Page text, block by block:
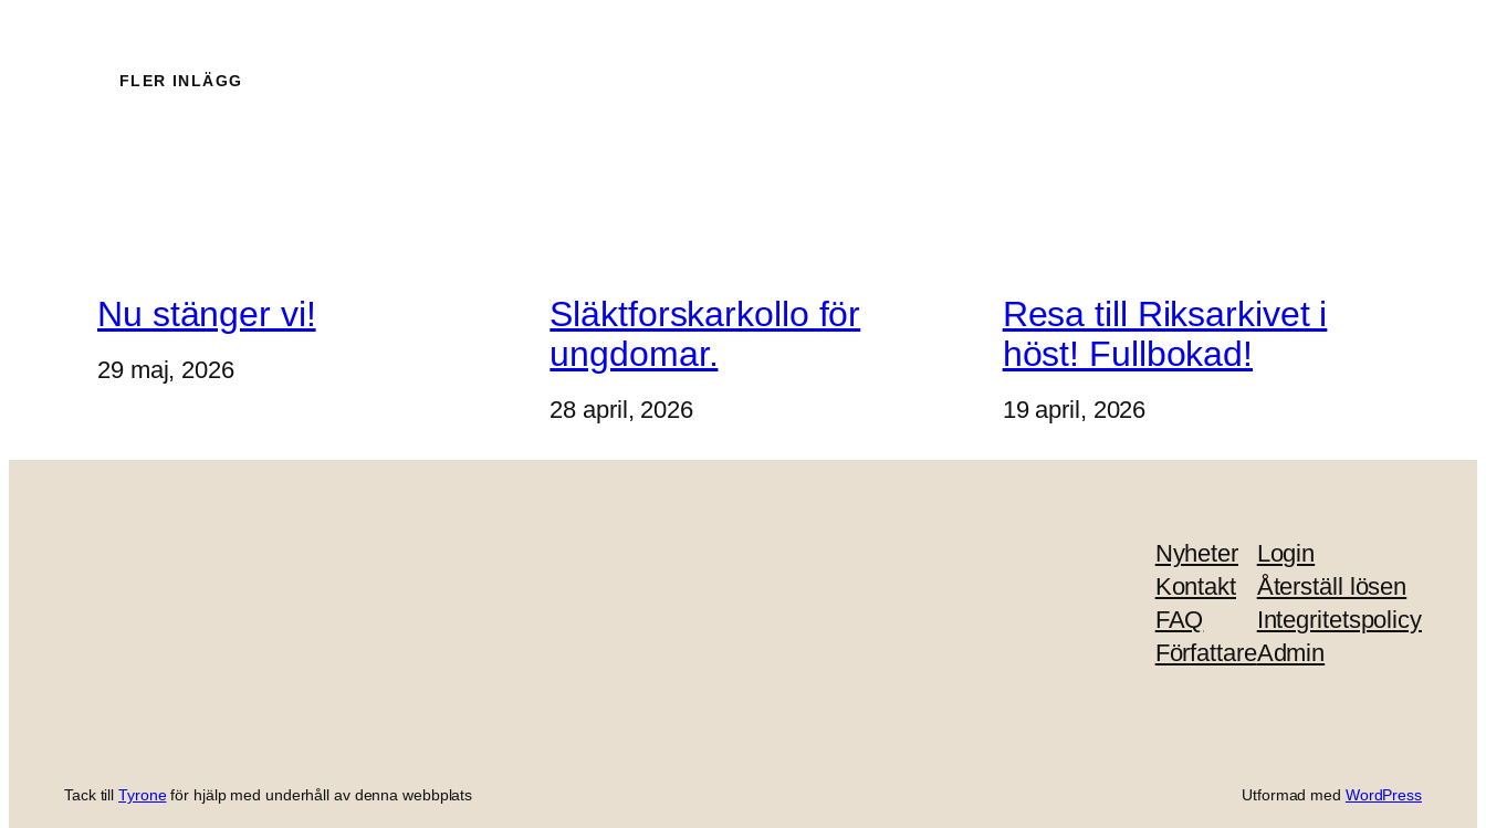
FLER INLÄGG
Nu stänger vi!
29 maj, 2026
Släktforskarkollo för
ungdomar.
28 april, 2026
Resa till Riksarkivet i
höst! Fullbokad!
19 april, 2026
Nyheter
Kontakt
FAQ
Författare
Login
Återställ lösen
Integritetspolicy
Admin
Tack tillTyroneför hjälp med underhåll av denna webbplats Utformad med WordPress